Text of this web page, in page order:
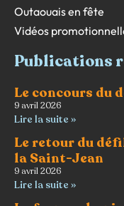
Outaouais en fête
Vidéos
Publications
Le concours du
9 avril 2026
Lire la suite »
Le retour du
la Saint-Jean
9 avril 2026
Lire la suite »